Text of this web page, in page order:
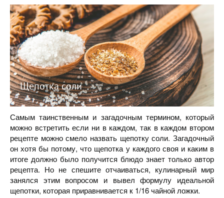
Щепотка соли
Самым таинственным и загадочным термином, который
можно встретить если ни в каждом, так в каждом втором
рецепте можно смело назвать щепотку соли. Загадочный
он хотя бы потому, что щепотка у каждого своя и каким в
итоге должно было получится блюдо знает только автор
рецепта. Но не спешите отчаиваться, кулинарный мир
занялся этим вопросом и вывел формулу идеальной
щепотки, которая приравнивается к 1/16 чайной ложки.